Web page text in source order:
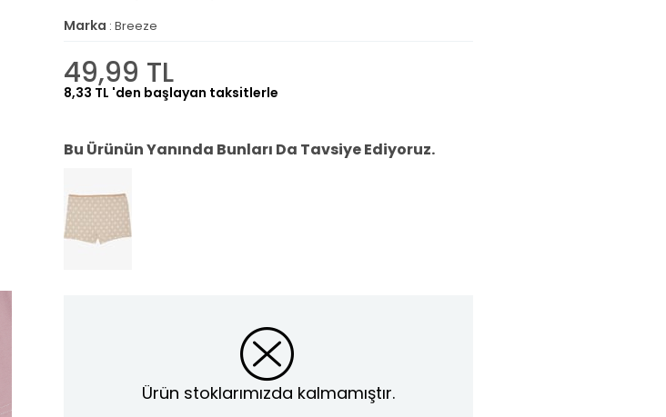
Marka : Breeze
49,99 TL
8,33 TL 'den başlayan taksitlerle
Bu Ürünün Yanında Bunları Da Tavsiye Ediyoruz.
Ürün stoklarımızda kalmamıştır.